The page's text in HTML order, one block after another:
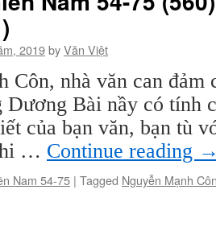
2019byVăn Việt
Côn, nhà văn can đảm
Bài nầy có tính
của bạn văn, bạn tù
… Continue reading
Nam 54-75 | Tagged Nguyễn Mạnh